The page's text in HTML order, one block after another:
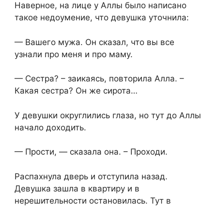
Наверное, на лице у Аллы было написано
такое недоумение, что девушка уточнила:
— Вашего мужа. Он сказал, что вы все
узнали про меня и про маму.
— Сестра? – заикаясь, повторила Алла. –
Какая сестра? Он же сирота…
У девушки округлились глаза, но тут до Аллы
начало доходить.
— Прости, — сказала она. – Проходи.
Распахнула дверь и отступила назад.
Девушка зашла в квартиру и в
нерешительности остановилась. Тут в